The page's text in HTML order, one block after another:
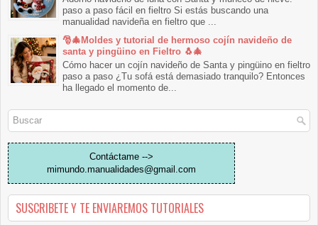
paso a paso fácil en fieltro Si estás buscando una
manualidad navideña en fieltro que ...
🎅🎄Moldes y tutorial de hermoso cojín navideño de
santa y pingüino en Fieltro 🐧🎄
Cómo hacer un cojín navideño de Santa y pingüino en fieltro
paso a paso ¿Tu sofá está demasiado tranquilo? Entonces
ha llegado el momento de...
Contáctame -->
mimundo.manualidades@gmail.com
SUSCRIBETE Y TE ENVIAREMOS TUTORIALES